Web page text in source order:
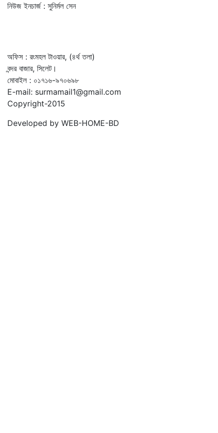
নিউজ ইনচার্জ : সুনির্মল সেন
অফিস : রংমহল টাওয়ার, (৪র্থ তলা)
বন্দর বাজার, সিলেট।
মোবাইল : ০১৭১৬-৯৭০৬৯৮
E-mail: surmamail1@gmail.com
Copyright-2015
Developed by WEB-HOME-BD